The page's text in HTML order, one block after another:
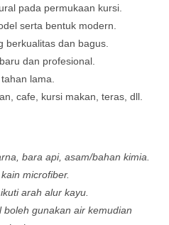
pada permukaan kursi.
serta bentuk modern.
berkualitas dan bagus.
dan profesional.
lama.
cafe, kursi makan, teras, dll.
bara api, asam/bahan kimia.
microfiber.
arah alur kayu.
boleh gunakan air kemudian